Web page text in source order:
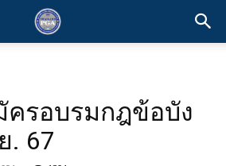
ครอบรมกฎข้อบัง
. 67